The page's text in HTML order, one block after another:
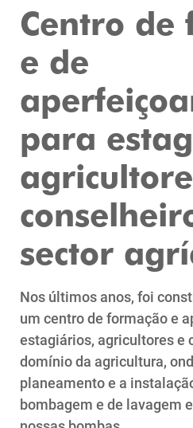
Centro de
e de
para
sector
Nos últimos anos, foi
um centro de formação e
estagiários, agricultores e
domínio da agricultura,
planeamento e a
bombagem e de lavagem